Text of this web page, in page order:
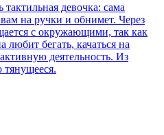
девочка: сама
вам на ручки и обнимет. Через
с окружающими, так как
любит бегать, качаться на
деятельность. Из
тянущееся.